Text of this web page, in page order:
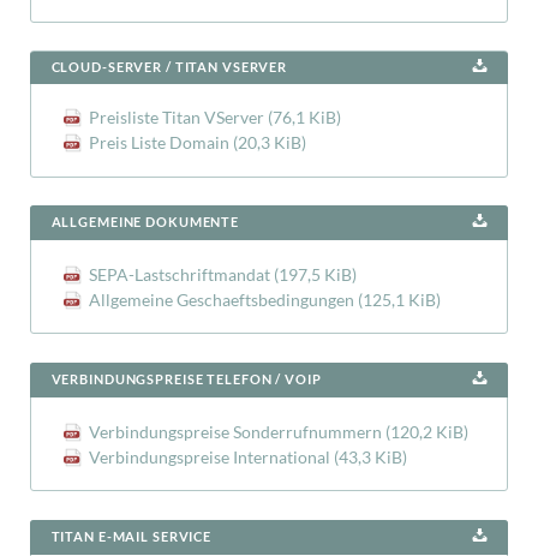
CLOUD-SERVER / TITAN VSERVER
Preisliste Titan VServer (76,1 KiB)
Preis Liste Domain (20,3 KiB)
ALLGEMEINE DOKUMENTE
SEPA-Lastschriftmandat (197,5 KiB)
Allgemeine Geschaeftsbedingungen (125,1 KiB)
VERBINDUNGSPREISE TELEFON / VOIP
Verbindungspreise Sonderrufnummern (120,2 KiB)
Verbindungspreise International (43,3 KiB)
TITAN E-MAIL SERVICE